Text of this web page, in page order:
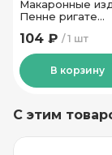
Макаронные
Пенне ригате
450 гр
1 шт
104 ₽
В корзину
С этим